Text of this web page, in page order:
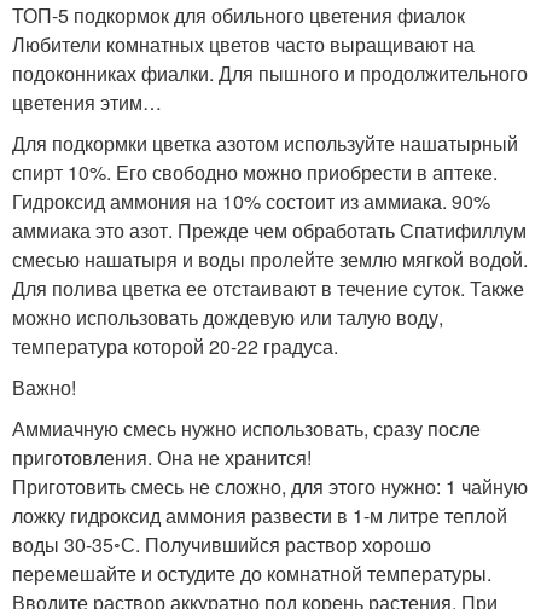
ТОП-5 подкормок для обильного цветения фиалок
Любители комнатных цветов часто выращивают на
подоконниках фиалки. Для пышного и продолжительного
цветения этим…
Для подкормки цветка азотом используйте нашатырный
спирт 10%. Его свободно можно приобрести в аптеке.
Гидроксид аммония на 10% состоит из аммиака. 90%
аммиака это азот. Прежде чем обработать Спатифиллум
смесью нашатыря и воды пролейте землю мягкой водой.
Для полива цветка ее отстаивают в течение суток. Также
можно использовать дождевую или талую воду,
температура которой 20-22 градуса.
Важно!
Аммиачную смесь нужно использовать, сразу после
приготовления. Она не хранится!
Приготовить смесь не сложно, для этого нужно: 1 чайную
ложку гидроксид аммония развести в 1-м литре теплой
воды 30-35◦С. Получившийся раствор хорошо
перемешайте и остудите до комнатной температуры.
Вводите раствор аккуратно под корень растения. При